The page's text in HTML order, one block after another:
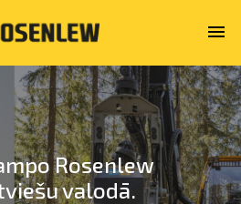
menu
Rosenlew
valodā.